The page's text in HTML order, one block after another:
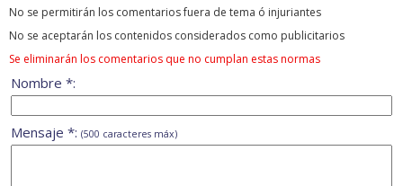
No se permitirán los comentarios fuera de tema ó injuriantes
No se aceptarán los contenidos considerados como publicitarios
Se eliminarán los comentarios que no cumplan estas normas
Nombre *:
Mensaje *: (500 caracteres máx)